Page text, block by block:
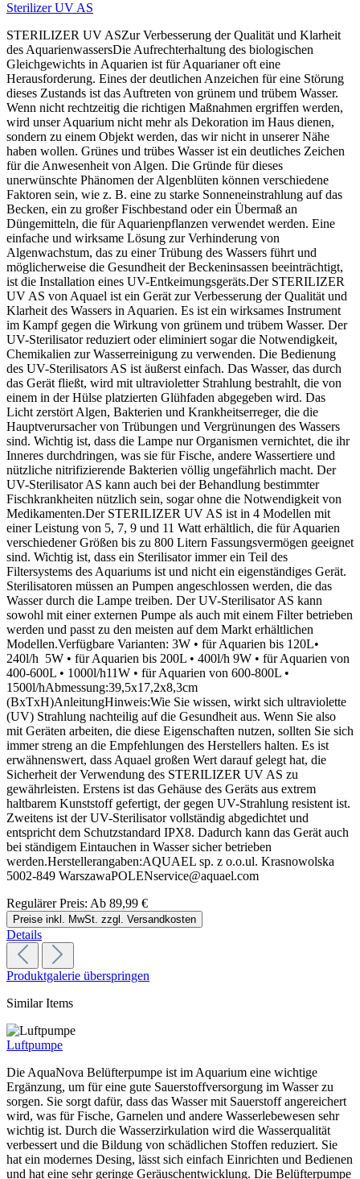
Sterilizer UV AS
STERILIZER UV ASZur Verbesserung der Qualität und Klarheit
des AquarienwassersDie Aufrechterhaltung des biologischen
Gleichgewichts in Aquarien ist für Aquarianer oft eine
Herausforderung. Eines der deutlichen Anzeichen für eine Störung
dieses Zustands ist das Auftreten von grünem und trübem Wasser.
Wenn nicht rechtzeitig die richtigen Maßnahmen ergriffen werden,
wird unser Aquarium nicht mehr als Dekoration im Haus dienen,
sondern zu einem Objekt werden, das wir nicht in unserer Nähe
haben wollen. Grünes und trübes Wasser ist ein deutliches Zeichen
für die Anwesenheit von Algen. Die Gründe für dieses
unerwünschte Phänomen der Algenblüten können verschiedene
Faktoren sein, wie z. B. eine zu starke Sonneneinstrahlung auf das
Becken, ein zu großer Fischbestand oder ein Übermaß an
Düngemitteln, die für Aquarienpflanzen verwendet werden. Eine
einfache und wirksame Lösung zur Verhinderung von
Algenwachstum, das zu einer Trübung des Wassers führt und
möglicherweise die Gesundheit der Beckeninsassen beeinträchtigt,
ist die Installation eines UV-Entkeimungsgeräts.Der STERILIZER
UV AS von Aquael ist ein Gerät zur Verbesserung der Qualität und
Klarheit des Wassers in Aquarien. Es ist ein wirksames Instrument
im Kampf gegen die Wirkung von grünem und trübem Wasser. Der
UV-Sterilisator reduziert oder eliminiert sogar die Notwendigkeit,
Chemikalien zur Wasserreinigung zu verwenden. Die Bedienung
des UV-Sterilisators AS ist äußerst einfach. Das Wasser, das durch
das Gerät fließt, wird mit ultravioletter Strahlung bestrahlt, die von
einem in der Hülse platzierten Glühfaden abgegeben wird. Das
Licht zerstört Algen, Bakterien und Krankheitserreger, die die
Hauptverursacher von Trübungen und Vergrünungen des Wassers
sind. Wichtig ist, dass die Lampe nur Organismen vernichtet, die ihr
Inneres durchdringen, was sie für Fische, andere Wassertiere und
nützliche nitrifizierende Bakterien völlig ungefährlich macht. Der
UV-Sterilisator AS kann auch bei der Behandlung bestimmter
Fischkrankheiten nützlich sein, sogar ohne die Notwendigkeit von
Medikamenten.Der STERILIZER UV AS ist in 4 Modellen mit
einer Leistung von 5, 7, 9 und 11 Watt erhältlich, die für Aquarien
verschiedener Größen bis zu 800 Litern Fassungsvermögen geeignet
sind. Wichtig ist, dass ein Sterilisator immer ein Teil des
Filtersystems des Aquariums ist und nicht ein eigenständiges Gerät.
Sterilisatoren müssen an Pumpen angeschlossen werden, die das
Wasser durch die Lampe treiben. Der UV-Sterilisator AS kann
sowohl mit einer externen Pumpe als auch mit einem Filter betrieben
werden und passt zu den meisten auf dem Markt erhältlichen
Modellen.Verfügbare Varianten: 3W • für Aquarien bis 120L•
240l/h 5W • für Aquarien bis 200L • 400l/h 9W • für Aquarien von
400-600L • 1000l/h11W • für Aquarien von 600-800L •
1500l/hAbmessung:39,5x17,2x8,3cm
(BxTxH)AnleitungHinweis:Wie Sie wissen, wirkt sich ultraviolette
(UV) Strahlung nachteilig auf die Gesundheit aus. Wenn Sie also
mit Geräten arbeiten, die diese Eigenschaften nutzen, sollten Sie sich
immer streng an die Empfehlungen des Herstellers halten. Es ist
erwähnenswert, dass Aquael großen Wert darauf gelegt hat, die
Sicherheit der Verwendung des STERILIZER UV AS zu
gewährleisten. Erstens ist das Gehäuse des Geräts aus extrem
haltbarem Kunststoff gefertigt, der gegen UV-Strahlung resistent ist.
Zweitens ist der UV-Sterilisator vollständig abgedichtet und
entspricht dem Schutzstandard IPX8. Dadurch kann das Gerät auch
bei ständigem Eintauchen in Wasser sicher betrieben
werden.Herstellerangaben:AQUAEL sp. z o.o.ul. Krasnowolska
5002-849 WarszawaPOLENservice@aquael.com
Regulärer Preis: Ab 89,99 €
Preise inkl. MwSt. zzgl. Versandkosten
Details
Produktgalerie überspringen
Similar Items
Luftpumpe
Die AquaNova Belüfterpumpe ist im Aquarium eine wichtige
Ergänzung, um für eine gute Sauerstoffversorgung im Wasser zu
sorgen. Sie sorgt dafür, dass das Wasser mit Sauerstoff angereichert
wird, was für Fische, Garnelen und andere Wasserlebewesen sehr
wichtig ist. Durch die Wasserzirkulation wird die Wasserqualität
verbessert und die Bildung von schädlichen Stoffen reduziert. Sie
hat ein modernes Desing, lässt sich einfach Einrichten und Bedienen
und hat eine sehr geringe Geräuschentwicklung. Die Belüfterpumpe